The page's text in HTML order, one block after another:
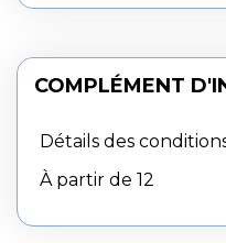
COMPLÉMENT
Détails des
À partir de 12